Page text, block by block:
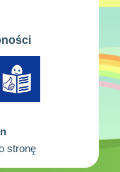
stronę